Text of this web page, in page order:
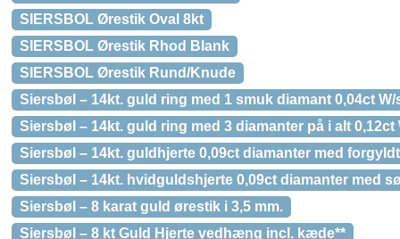
SIERSBOL Ørestik Oval 8kt
SIERSBOL Ørestik Rhod Blank
SIERSBOL Ørestik Rund/Knude
Siersbøl – 14kt. guld ring med 1 smuk diamant 0,04ct W/
Siersbøl – 14kt. guld ring med 3 diamanter på i alt 0,12ct
Siersbøl – 14kt. guldhjerte 0,09ct diamanter med
Siersbøl – 14kt. hvidguldshjerte 0,09ct diamanter med
Siersbøl – 8 karat guld ørestik i 3,5 mm.
Siersbøl – 8 kt Guld Hjerte vedhæng incl. kæde**